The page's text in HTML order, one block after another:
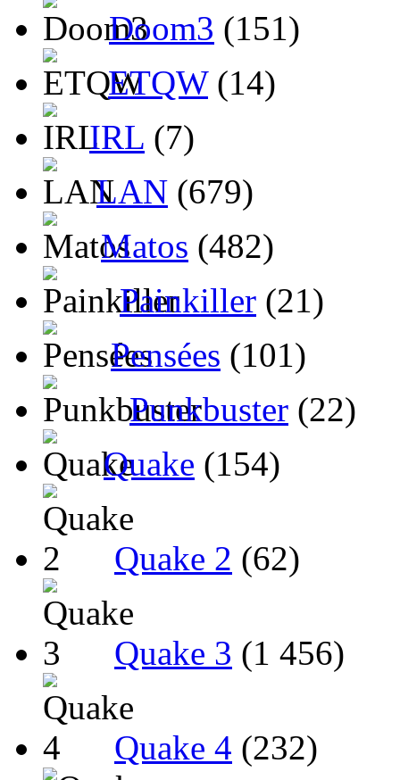
Doom3 (151)
ETQW(14)
IRL (7)
LAN (679)
Matos (482)
Painkiller (21)
Pensées (101)
Punkbuster (22)
Quake (154)
Quake 2 (62)
Quake 3 (1 456)
Quake 4 (232)